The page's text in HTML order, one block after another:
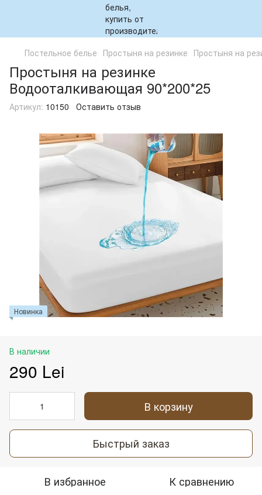
Постельное белье Простыня на резинке Простыня на
Простыня на резинке
Водооталкивающая 90*200*25
Артикул: 10150 Оставить отзыв
Новинка
В наличии
290 Lei
В корзину
Быстрый заказ
В избранное К сравнению